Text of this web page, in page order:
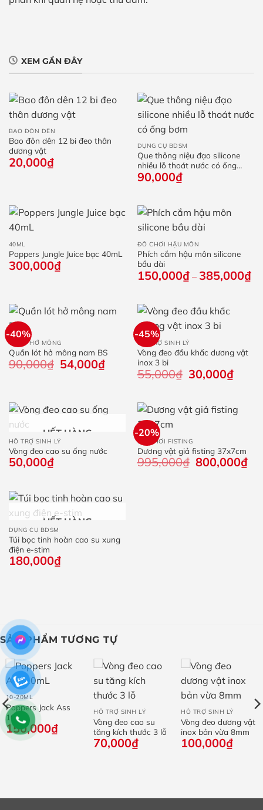
XEM GẦN ĐÂY
BAO ĐÔN DÊN
Bao đôn dên 12 bi đeo thân
dương vật
20,000₫
DỤNG CỤ BDSM
Que thông niệu đạo silicone
nhiều lỗ thoát nước có ống
bơm
90,000₫
40ML
Poppers Jungle Juice bạc 40mL
300,000₫
ĐỒ CHƠI HẬU MÔN
Phích cắm hậu môn silicone
bầu dài
150,000₫ – 385,000₫
-40%
QUẦN HỞ MÔNG
Quần lót hở mông nam BS
90,000₫ Giá
gốc
54,000₫Giá
hiện
54,000₫.
-45%
HỖ TRỢ SINH LÝ
Vòng đeo đầu khấc dương vật
inox 3 bi
55,000₫ Giá
gốc
30,000₫Giá
hiện
HẾT HÀNG
HỖ TRỢ SINH LÝ
Vòng đeo cao su ống nước
50,000₫
-20%
ĐỒ CHƠI FISTING
Dương vật giả fisting 37x7cm
995,000₫ Giá
gốc
800,000₫Giá
HẾT HÀNG
DỤNG CỤ BDSM
Túi bọc tinh hoàn cao su xung
điện e-stim
180,000₫
SẢN PHẨM TƯƠNG TỰ
10-20ML
Poppers Jack Ass
10mL
150,000₫
HỖ TRỢ SINH LÝ
Vòng đeo cao su
tăng kích thước 3 lỗ
70,000₫
HỖ TRỢ SINH LÝ
Vòng đeo dương vật
inox bản vừa 8mm
100,000₫